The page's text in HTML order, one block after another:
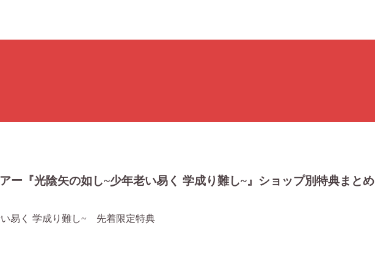
ー『光陰矢の如し~少年老い易く 学成り難し~』ショップ別特典まとめ